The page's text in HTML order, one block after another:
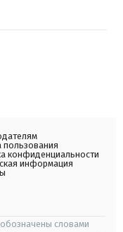
пользования
конфиденциальности
информация
словами